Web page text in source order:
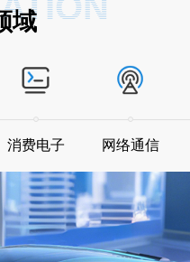
域
消费电子 网络通信